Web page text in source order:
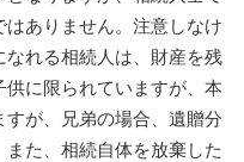
ありません。注意しなけ
れる相続人は、財産を残
に限られていますが、本
が、兄弟の場合、遺贈分
た、相続自体を放棄した